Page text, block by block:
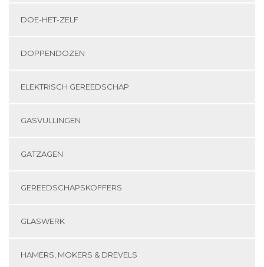
DOE-HET-ZELF
DOPPENDOZEN
ELEKTRISCH GEREEDSCHAP
GASVULLINGEN
GATZAGEN
GEREEDSCHAPSKOFFERS
GLASWERK
HAMERS, MOKERS & DREVELS